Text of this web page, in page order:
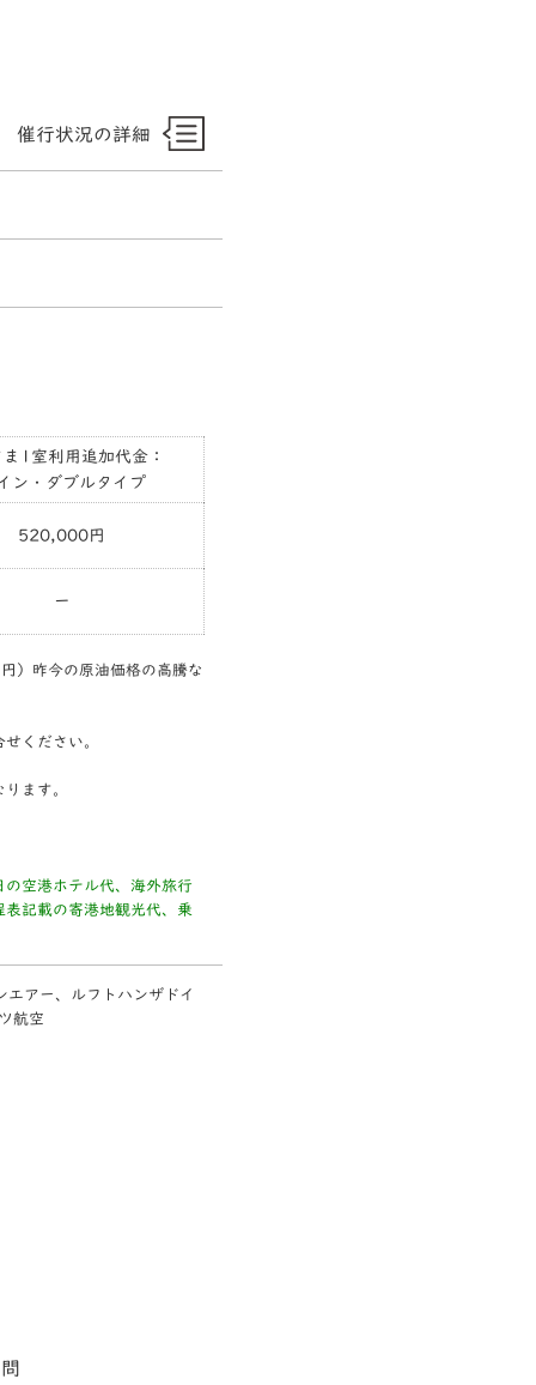
催行状況の詳細
1室利用追加代金：
ン・ダブルタイプ
520,000円
ー
昨今の原油価格の高騰な
ください。
ます。
空港ホテル代、海外旅行
記載の寄港地観光代、乗
アー、ルフトハンザドイ
航空